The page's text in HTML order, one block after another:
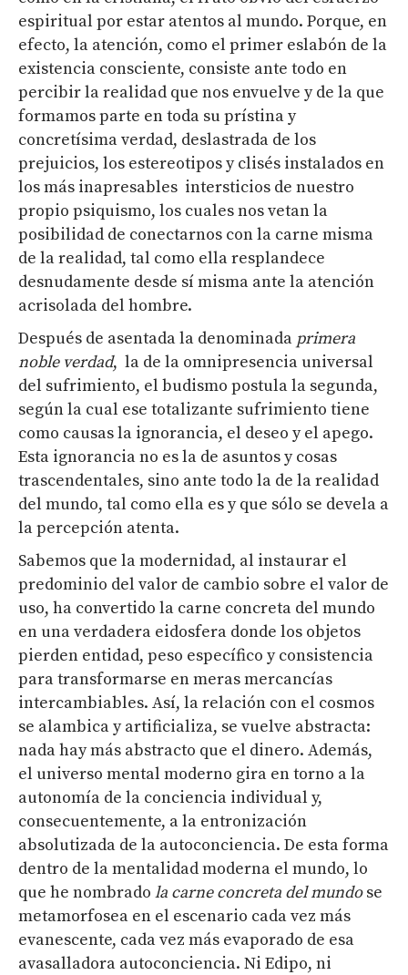
espiritual por estar atentos al mundo. Porque, en
efecto, la atención, como el primer eslabón de la
existencia consciente, consiste ante todo en
percibir la realidad que nos envuelve y de la que
formamos parte en toda su prístina y
concretísima verdad, deslastrada de los
prejuicios, los estereotipos y clisés instalados en
los más inapresables intersticios de nuestro
propio psiquismo, los cuales nos vetan la
posibilidad de conectarnos con la carne misma
de la realidad, tal como ella resplandece
desnudamente desde sí misma ante la atención
acrisolada del hombre.
Después de asentada la denominada primera
noble verdad, la de la omnipresencia universal
del sufrimiento, el budismo postula la segunda,
según la cual ese totalizante sufrimiento tiene
como causas la ignorancia, el deseo y el apego.
Esta ignorancia no es la de asuntos y cosas
trascendentales, sino ante todo la de la realidad
del mundo, tal como ella es y que sólo se devela a
la percepción atenta.
Sabemos que la modernidad, al instaurar el
predominio del valor de cambio sobre el valor de
uso, ha convertido la carne concreta del mundo
en una verdadera eidosfera donde los objetos
pierden entidad, peso específico y consistencia
para transformarse en meras mercancías
intercambiables. Así, la relación con el cosmos
se alambica y artificializa, se vuelve abstracta:
nada hay más abstracto que el dinero. Además,
el universo mental moderno gira en torno a la
autonomía de la conciencia individual y,
consecuentemente, a la entronización
absolutizada de la autoconciencia. De esta forma
dentro de la mentalidad moderna el mundo, lo
que he nombrado la carne concreta del mundose
metamorfosea en el escenario cada vez más
evanescente, cada vez más evaporado de esa
avasalladora autoconciencia. Ni Edipo, ni